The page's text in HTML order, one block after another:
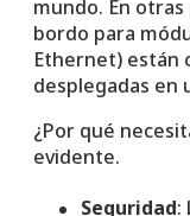
mundo. En otras
bordo para
Ethernet) están
desplegadas en
¿Por qué
evidente.
Seguridad: